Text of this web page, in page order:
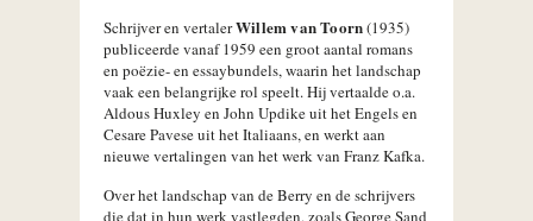
Schrijver en vertalerWillem van Toorn(1935)
publiceerde vanaf 1959 een groot aantal romans
en poëzie- en essaybundels, waarin het landschap
vaak een belangrijke rol speelt. Hij vertaalde o.a.
Aldous Huxley en John Updike uit het Engels en
Cesare Pavese uit het Italiaans, en werkt aan
nieuwe vertalingen van het werk van Franz Kafka.
Over het landschap van de Berry en de schrijvers
die dat in hun werk vastlegden, zoals George Sand